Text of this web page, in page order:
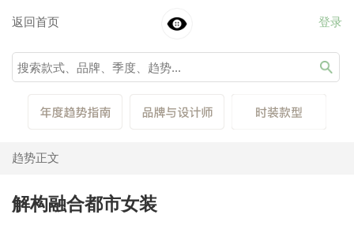
返回首页 登录
趋势正文
解构融合都市女装